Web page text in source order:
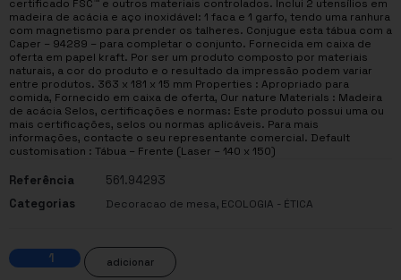
certificado FSC™ e outros materiais controlados. Inclui 2 utensílios em
madeira de acácia e aço inoxidável: 1 faca e 1 garfo, tendo uma ranhura
com magnetismo para prender os talheres. Conjugue esta tábua com a
Caper – 94289 – para completar o conjunto. Fornecida em caixa de
oferta em papel kraft. Por ser um produto composto por materiais
naturais, a cor do produto e o resultado da impressão podem variar
entre produtos. 363 x 181 x 15 mm Properties : Apropriado para
comida, Fornecido em caixa de oferta, Our nature Materials : Madeira
de acácia Selos, certificações e normas: Este produto possui uma ou
mais certificações, selos ou normas aplicáveis. Para mais
informações, contacte o seu representante comercial. Default
customisation : Tábua – Frente (Laser – 140 x 150)
Referência
561.94293
Categorias
Decoracao de mesa, ECOLOGIA - ÉTICA
adicionar